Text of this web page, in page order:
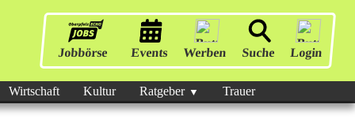
Jobbörse Events Werben Suche Login
Wirtschaft Kultur Ratgeber Trauer